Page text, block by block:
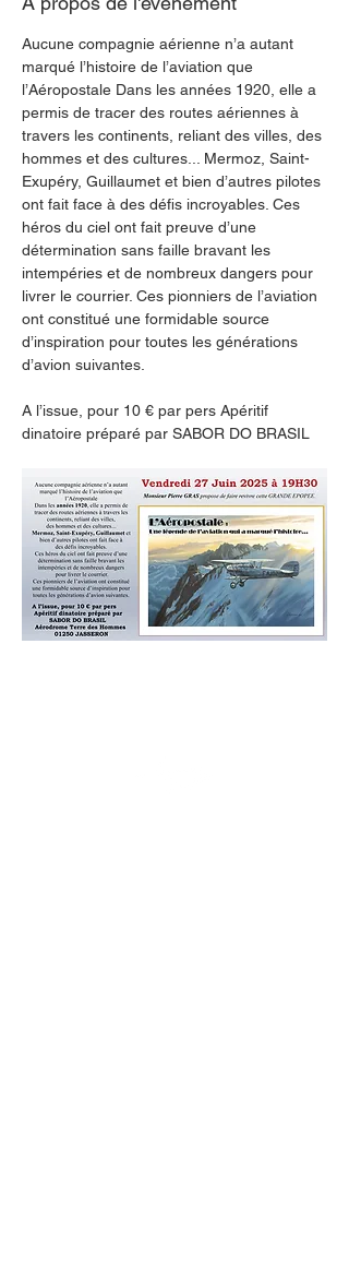
Aucune compagnie aérienne n’a autant
marqué l’histoire de l’aviation que
l’Aéropostale Dans les années 1920, elle a
permis de tracer des routes aériennes à
travers les continents, reliant des villes, des
hommes et des cultures... Mermoz, Saint-
Exupéry, Guillaumet et bien d’autres pilotes
ont fait face à des défis incroyables. Ces
héros du ciel ont fait preuve d’une
détermination sans faille bravant les
intempéries et de nombreux dangers pour
livrer le courrier. Ces pionniers de l’aviation
ont constitué une formidable source
d’inspiration pour toutes les générations
d’avion suivantes.
A l’issue, pour 10 € par pers Apéritif
dinatoire préparé par SABOR DO BRASIL